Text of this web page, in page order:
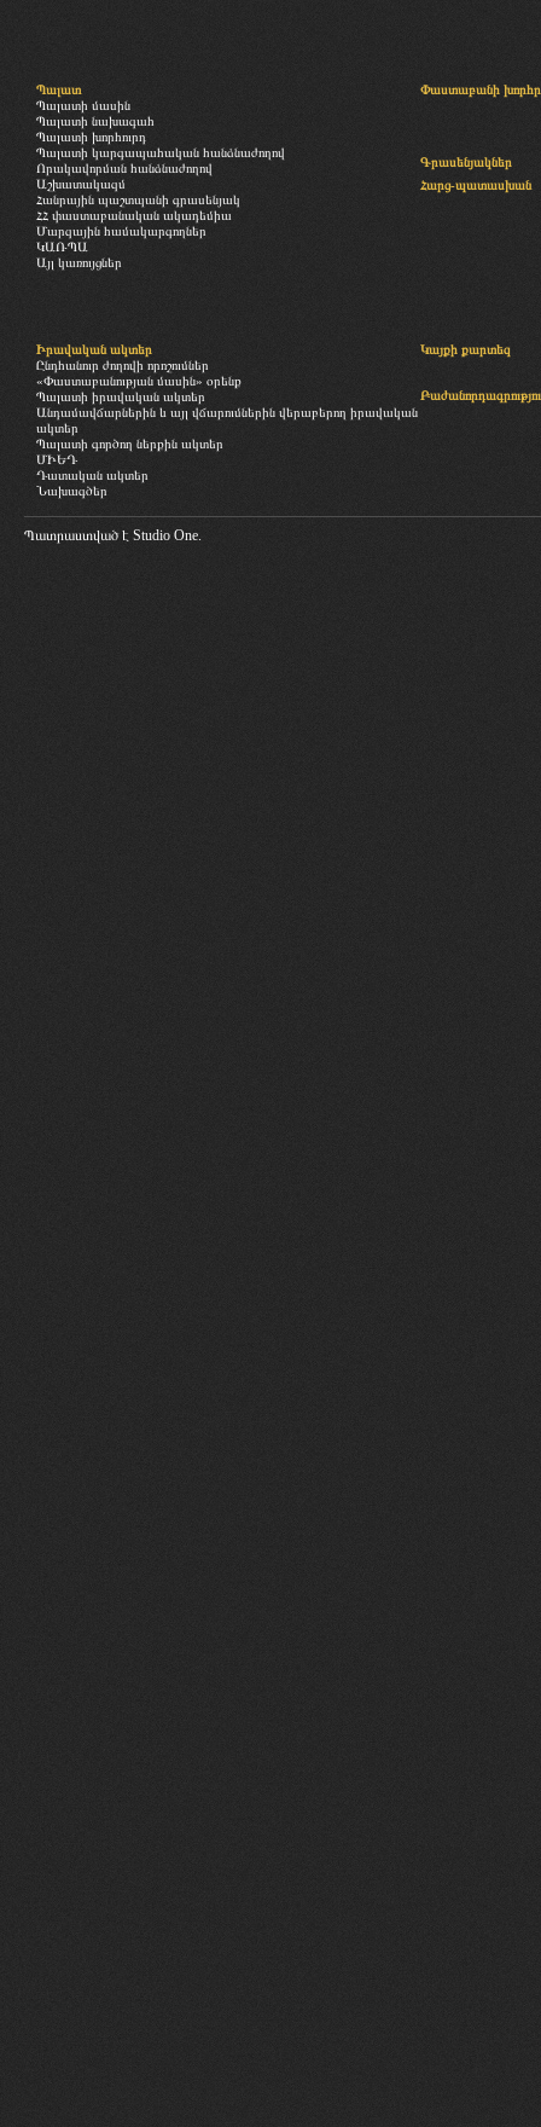
Պալատ
Պալատի մասին
Պալատի նախագահ
Պալատի խորհուրդ
Պալատի կարգապահական հանձնաժողով
Որակավորման հանձնաժողով
Աշխատակազմ
Հանրային պաշտպանի գրասենյակ
ՀՀ փաստաբանական ակադեմիա
Մարզային համակարգողներ
ԿԱՌՊԱ
Այլ կառույցներ
Փաստաբանի
Գրասենյակներ
Հարց-պատասխան
Իրավական ակտեր
Ընդհանուր ժողովի որոշումներ
«Փաստաբանության մասին» օրենք
Պալատի իրավական ակտեր
Անդամավճարներին և այլ վճարումներին վերաբերող իրավական
ակտեր
Պալատի գործող ներքին ակտեր
ՄԻԵԴ
Դատական ակտեր
Նախագծեր
Կայքի քարտեզ
Պատրաստված է Studio One.